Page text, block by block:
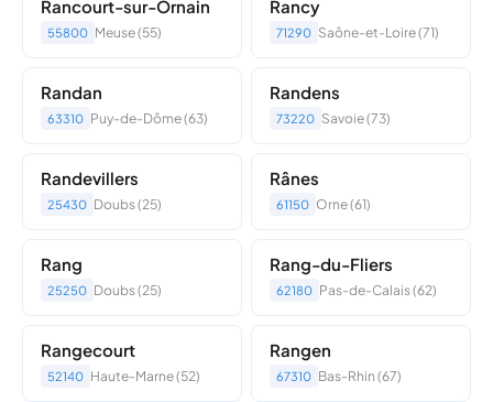
Rancourt-sur-Ornain
55800 Meuse (55)
Rancy
71290 Saône-et-Loire (71)
Randan
63310 Puy-de-Dôme (63)
Randens
73220 Savoie (73)
Randevillers
25430 Doubs (25)
Rânes
61150 Orne (61)
Rang
25250 Doubs (25)
Rang-du-Fliers
62180 Pas-de-Calais (62)
Rangecourt
52140 Haute-Marne (52)
Rangen
67310 Bas-Rhin (67)